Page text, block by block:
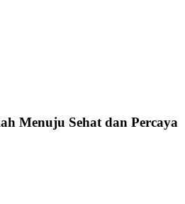
Menuju Sehat dan Percaya